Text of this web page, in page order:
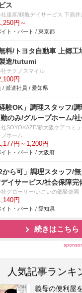
ス
達富/鶴亀デイサービス 下高井
円～
イト・パート / 東京都
料/トヨタ自動車 上郷工
造/tutumi
テクノスマイル
円
/ 派遣社員 / 愛知県
経験OK」調理スタッフ/
のみ/グループホーム/
SOYOKAZE/新大阪ケアコミュ
ホーム
円～1,200円
イト・パート / 大阪府
2から可」調理スタッフ/
イサービス/社会保障完
グローリー/いこいの郷聚楽園
円
イト・パート / 愛知県
続きはこちら
人気記事ランキ
義母の便利屋